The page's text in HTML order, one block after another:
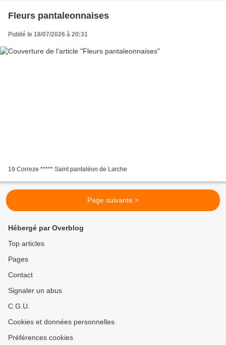
Fleurs pantaleonnaises
Publié le 18/07/2026 à 20:31
19 Correze ***** Saint pantaléon de Larche
Page suivante >
Hébergé par Overblog
Top articles
Pages
Contact
Signaler un abus
C.G.U.
Cookies et données personnelles
Préférences cookies